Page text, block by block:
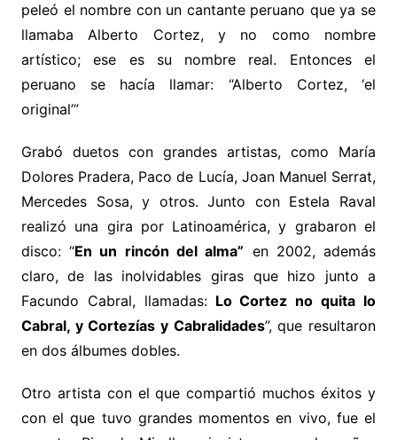
peleó el nombre con un cantante peruano que ya se
llamaba Alberto Cortez, y no como nombre
artístico; ese es su nombre real. Entonces el
peruano se hacía llamar: “Alberto Cortez, ‘el
original’”
Grabó duetos con grandes artistas, como María
Dolores Pradera, Paco de Lucía, Joan Manuel Serrat,
Mercedes Sosa, y otros. Junto con Estela Raval
realizó una gira por Latinoamérica, y grabaron el
disco: “En un rincón del alma” en 2002, además
claro, de las inolvidables giras que hizo junto a
Facundo Cabral, llamadas:Lo Cortez no quita lo
Cabral, y Cortezías y Cabralidades”, que resultaron
en dos álbumes dobles.
Otro artista con el que compartió muchos éxitos y
con el que tuvo grandes momentos en vivo, fue el